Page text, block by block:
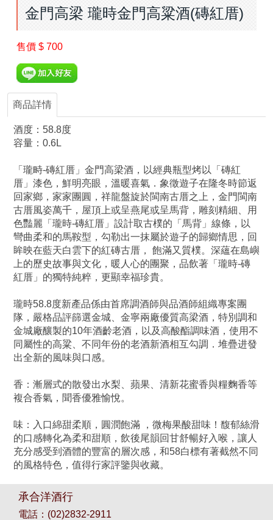
金門高梁 瓏時金門高粱酒(磚紅厝)
售價 $ 700
商品詳情
酒度：58.8度
容量：0.6L
「瓏畤-磚紅厝」金門高梁酒，以經典瓶型烤以「磚紅
厝」漆色，鮮明亮眼，溫暖喜氣．象徵遊子在隆冬時節返
回家鄉，家家團圓，祥龍盤旋於閩南古厝之上，金門閩南
古厝風姿萬千，屋頂上或呈燕尾或呈馬背，雕刻精細、用
色豔麗「瓏時-磚紅厝」設計取古樸的「馬背」線條，以
彎曲柔和的馬鞍型，勾勒出一抹屬於遊子的歸鄉情思，回
眸映在藍天白雲下的紅磚古厝， 飽滿又質樸。深蘊在島嶼
上的歷史故事與文化，暖人心的團聚，品飲著「瓏時-磚
紅厝」的獨特純粹，更顯幸福珍貴。
瓏時58.8度新產品係由首席調酒師與品酒師組織專案團
隊，嚴格品評篩選金城、金寧兩廠優質高梁酒，特別調和
金城廠釀製的10年酒齡老酒，以及高酸酯調味酒，使用不
同屬性的高粱、不同年份的老酒新酒相互勾調．堆疊进發
出全新的風味與口感。
香：漸層式的散發出水梨、蘋果、清新花蜜香與糧麴香等
複合香氣，聞香優雅愉悅。
味：入口綿甜柔順，圓潤飽滿 ，微梅果酸甜味！馥郁絲滑
的口感轉化為柔和甜順，飲後尾韻回甘舒暢好入喉，讓人
充分感受到酒體的豐富的層次感，和58白標有著截然不同
的風格特色，值得行家評鑒與收藏。
承合洋酒行
電話： (02)2832-2911